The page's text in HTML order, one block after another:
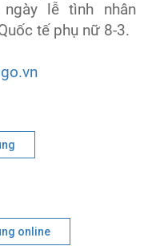
lễ tình nhân
tế phụ nữ 8-3.
online